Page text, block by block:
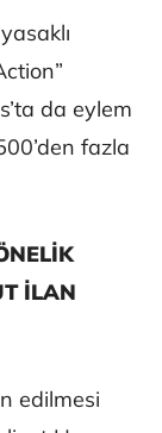
da eylem
fazla
İLAN
edilmesi